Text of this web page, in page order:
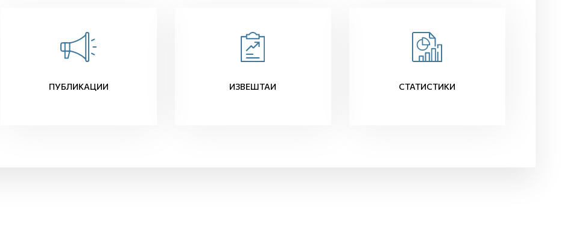
ПУБЛИКАЦИИ ИЗВЕШТАИ СТАТИСТИКИ